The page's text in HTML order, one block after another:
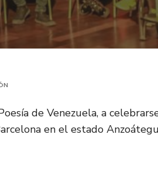
de Venezuela, a
en el estado